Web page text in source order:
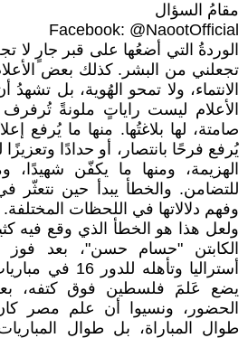
مقامُ السؤال
Facebook: @NaootOfficial
الوردةُ التي أضعُها على قبر جارٍ لا
تجعلني من البشر. كذلك بعض
الانتماء، ولا تمحو الهُوية، بل
الأعلام ليست راياتٍ ملونةً
صامتة، لها بلاغتُها. منها ما يُرفع
يُرفع فرحًا بانتصار، أو حدادًا
الهزيمة، ومنها ما يكفّن شهيدًا،
للتضامن. والخطأ يبدأ حين نتعثّر
وفهم دلالاتها في اللحظات المختلفة.
ولعل هذا هو الخطأ الذي وقع فيه
الكابتن "حسام حسن"، بعد
أستراليا وتأهله
يضع عَلمَ فلسطين فوق كتفه،
الحضور، ونسيوا أن علم مصر
طوال المباراة، بل طوال